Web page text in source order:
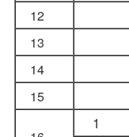
12
13
14
15
1